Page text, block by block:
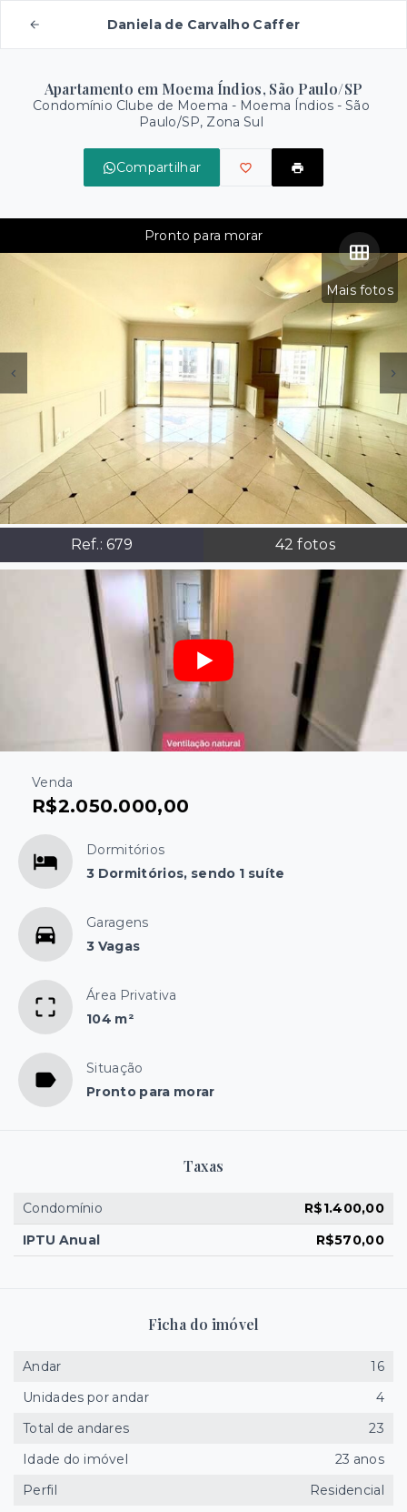
Daniela de Carvalho Caffer
Apartamento em Moema Índios, São Paulo/SP
Condomínio Clube de Moema - Moema Índios - São
Paulo/SP, Zona Sul
Compartilhar
Mais fotos
Ref.: 679 42 fotos
Pronto para morar
Venda
R$2.050.000,00
Dormitórios
3 Dormitórios, sendo 1 suíte
Garagens
3 Vagas
Área Privativa
104 m²
Situação
Pronto para morar
Taxas
Condomínio
R$1.400,00
IPTU Anual
R$570,00
Ficha do imóvel
Andar
16
Unidades por andar
4
Total de andares
23
Idade do imóvel
23 anos
Perfil
Residencial